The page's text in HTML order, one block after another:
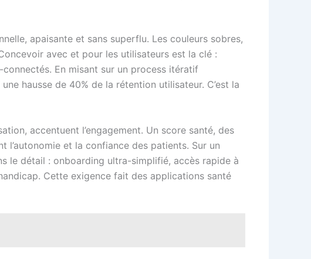
apaisante et sans superflu. Les couleurs sobres,
avec et pour les utilisateurs est la clé :
En misant sur un process itératif
hausse de 40% de la rétention utilisateur. C’est la
accentuent l’engagement. Un score santé, des
et la confiance des patients. Sur un
le détail : onboarding ultra-simplifié, accès rapide à
Cette exigence fait des applications santé